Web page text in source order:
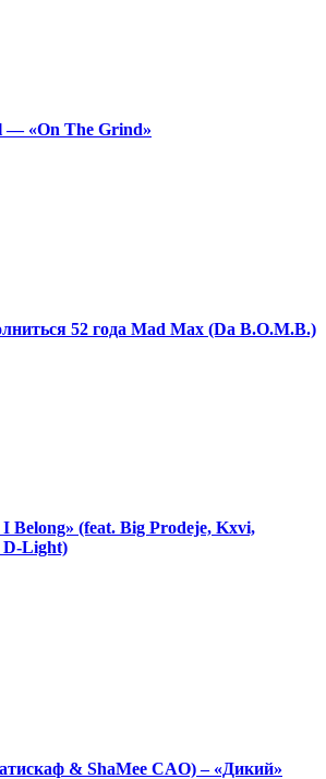
— «On The Grind»
52 года Mad Max (Da B.O.M.B.)
Belong» (feat. Big Prodeje, Kxvi,
D-Light)
& ShaMee CAO) – «Дикий»